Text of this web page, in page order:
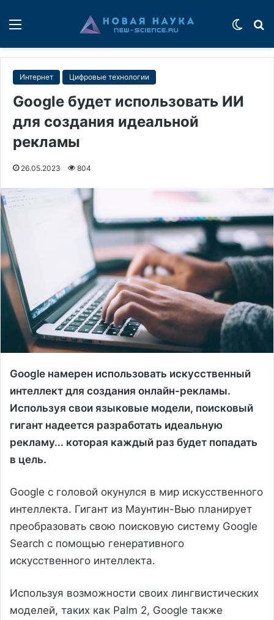
Интернет Цифровые технологии
Google будет использовать ИИ
для создания идеальной
рекламы
26.05.2023 804
Google намерен использовать искусственный
интеллект для создания онлайн-рекламы.
Используя свои языковые модели, поисковый
гигант надеется разработать идеальную
рекламу... которая каждый раз будет попадать
в цель.
Google с головой окунулся в мир искусственного
интеллекта. Гигант из Маунтин-Вью планирует
преобразовать свою поисковую систему Google
Search с помощью генеративного
искусственного интеллекта.
Используя возможности своих лингвистических
моделей, таких как Palm 2, Google также